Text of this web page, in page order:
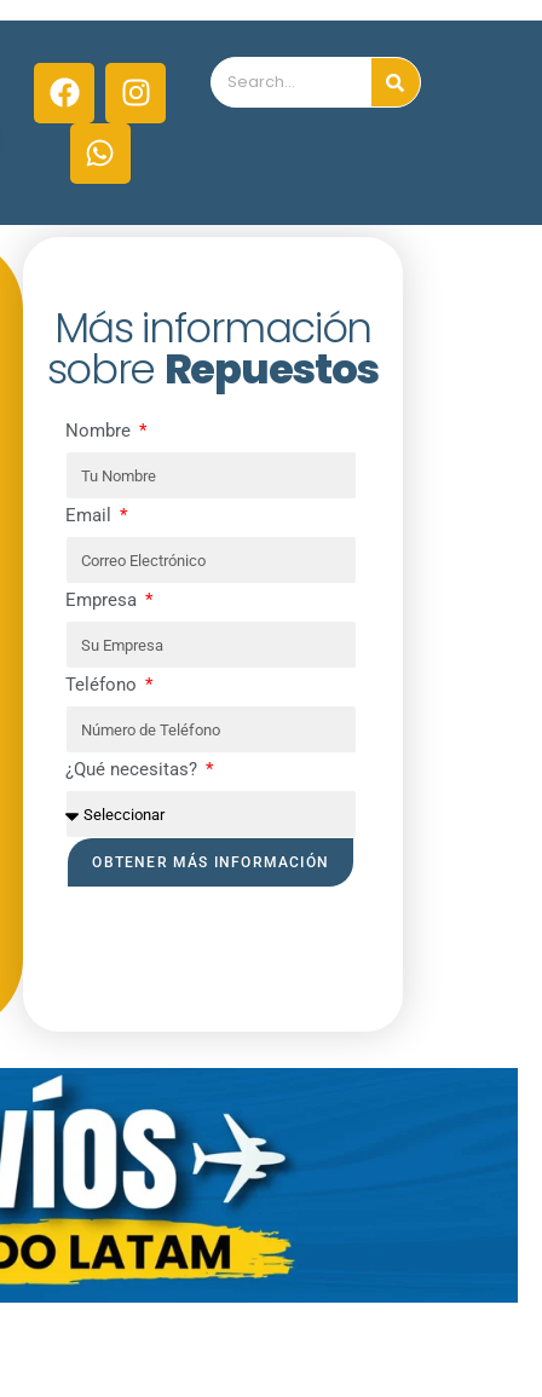
Más información
sobre Repuestos
Nombre
Email
Empresa
Teléfono
¿Qué necesitas?
OBTENER MÁS INFORMACIÓN